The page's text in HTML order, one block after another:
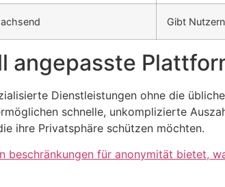
Gibt
angepasste
Dienstleistungen ohne die
schnelle, unkomplizierte
ihre Privatsphäre schützen möchten.
beschränkungen für anonymität bietet,